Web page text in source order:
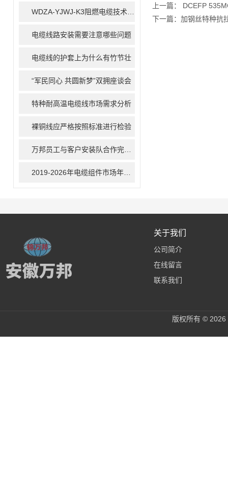
电缆线路安装需要注意哪些问题
电缆线的护套上为什么有竹节壮
“军民同心 共圆新梦”双拥座谈会
特种耐高温电缆线市场需求分析
裸铜线应严格按照标准进行检验
上一篇： DCEFP
下一篇： 加钢丝特种抗
关于我们
公司简介
在线留言
联系我们
版权所有 ©